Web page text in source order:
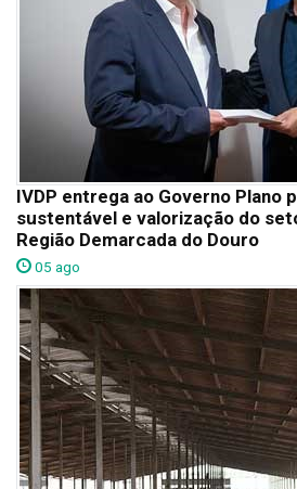
IVDP entrega ao Governo Plano
sustentável e valorização do
Região Demarcada do Douro
05 ago